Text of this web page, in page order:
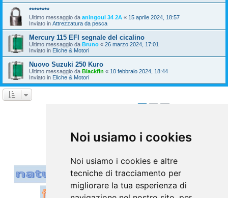
Noi usiamo i cookies
Noi usiamo i cookies e altre
tecniche di tracciamento per
migliorare la tua esperienza di
********
Ultimo messaggio da aningoul 34 2A « 15 aprile 2024, 18:57
Inviato in Attrezzatura da pesca
Mercury 115 EFI segnale del cicalino
Ultimo messaggio da Bruno « 26 marzo 2024, 17:01
Inviato in Eliche & Motori
Nuovo Suzuki 250 Kuro
Ultimo messaggio da Blackfin « 10 febbraio 2024, 18:44
Inviato in Eliche & Motori